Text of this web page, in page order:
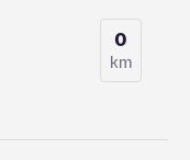
0
km